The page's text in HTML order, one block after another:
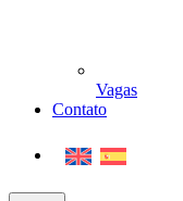
Vagas
Contato